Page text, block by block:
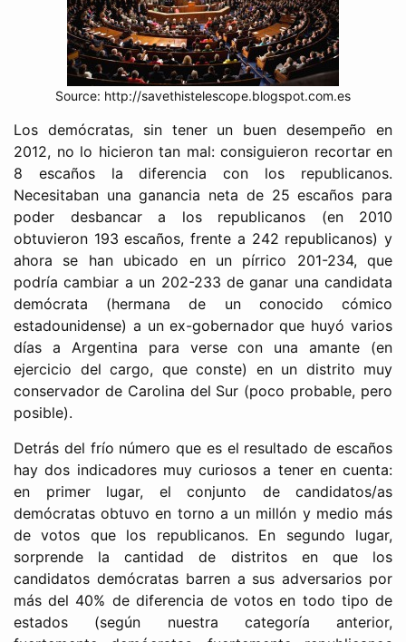
Source: http://savethistelescope.blogspot.com.es
Los demócratas, sin tener un buen desempeño en
2012, no lo hicieron tan mal: consiguieron recortar en
8 escaños la diferencia con los republicanos.
Necesitaban una ganancia neta de 25 escaños para
poder desbancar a los republicanos (en 2010
obtuvieron 193 escaños, frente a 242 republicanos) y
ahora se han ubicado en un pírrico 201-234, que
podría cambiar a un 202-233 de ganar una candidata
demócrata (hermana de un conocido cómico
estadounidense) a un ex-gobernador que huyó varios
días a Argentina para verse con una amante (en
ejercicio del cargo, que conste) en un distrito muy
conservador de Carolina del Sur (poco probable, pero
posible).
Detrás del frío número que es el resultado de escaños
hay dos indicadores muy curiosos a tener en cuenta:
en primer lugar, el conjunto de candidatos/as
demócratas obtuvo en torno a un millón y medio más
de votos que los republicanos. En segundo lugar,
sorprende la cantidad de distritos en que los
candidatos demócratas barren a sus adversarios por
más del 40% de diferencia de votos en todo tipo de
estados (según nuestra categoría anterior,